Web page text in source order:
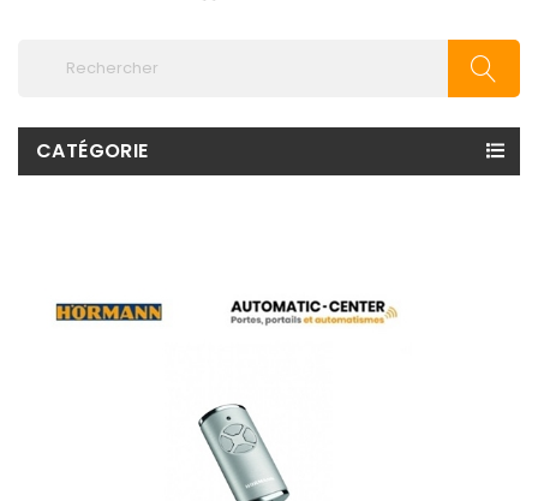
CATÉGORIE